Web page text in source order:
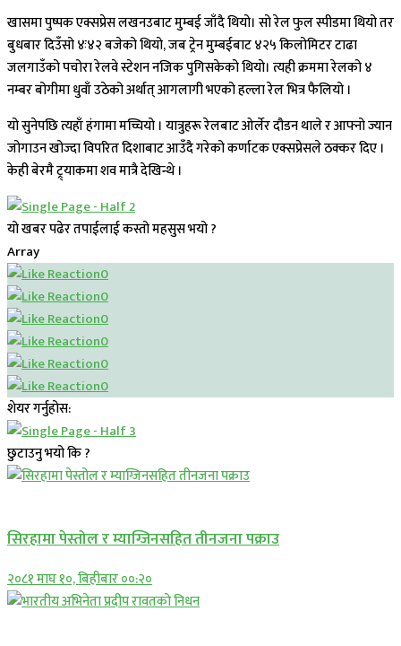
खासमा पुष्पक एक्सप्रेस लखनउबाट मुम्बई जाँदै थियो। सो रेल फुल स्पीडमा थियो तर
बुधबार दिउँसो ४ः४२ बजेको थियो, जब ट्रेन मुम्बईबाट ४२५ किलोमिटर टाढा
जलगाउँको पचोरा रेलवे स्टेशन नजिक पुगिसकेको थियो। त्यही क्रममा रेलको ४
नम्बर बोगीमा धुवाँ उठेको अर्थात् आगलागी भएको हल्ला रेल भित्र फैलियो ।
यो सुनेपछि त्यहाँ हंगामा मच्चियो । यात्रुहरू रेलबाट ओर्लेर दौडन थाले र आफ्नो ज्यान
जोगाउन खोज्दा विपरित दिशाबाट आउँदै गरेको कर्णाटक एक्सप्रेसले ठक्कर दिए ।
केही बेरमै ट्र्याकमा शव मात्रै देखिन्थे ।
यो खबर पढेर तपाईलाई कस्तो महसुस भयो ?
Array
0
0
0
0
0
0
शेयर गर्नुहोस:
छुटाउनु भयो कि ?
सिरहामा पेस्तोल र म्याग्जिनसहित तीनजना पक्राउ
२०८१ माघ १०, बिहीबार ००:२०